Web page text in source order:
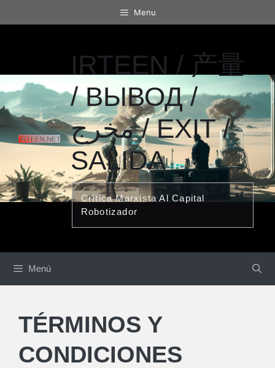
al
Menu
IRTEEN / 产量
/ ВЫВОД /
مخرج / EXIT /
SALIDA
Crítica Marxista Al Capital
Robotizador
Menú
TÉRMINOS Y
CONDICIONES